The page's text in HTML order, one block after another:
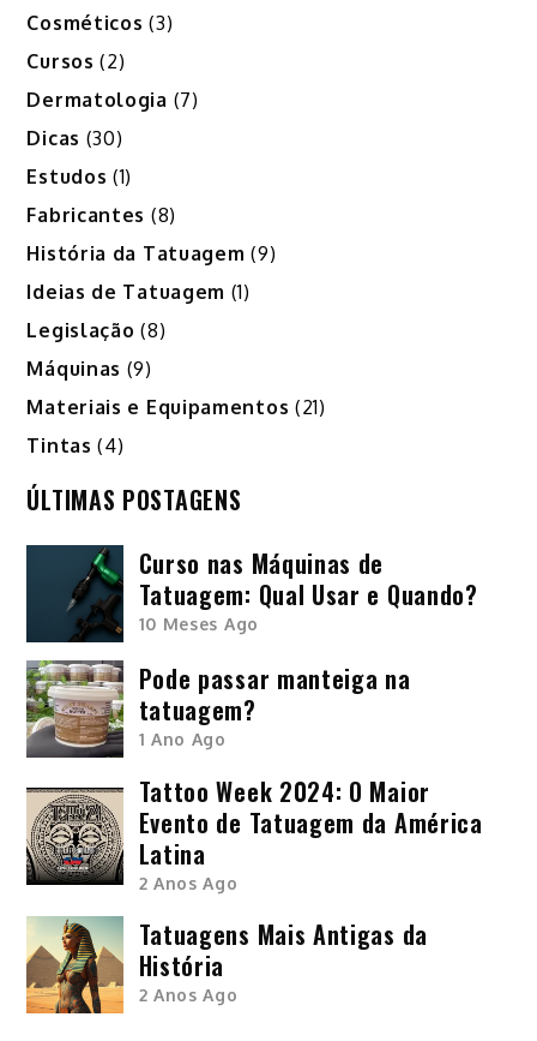
Cosméticos (3)
Cursos (2)
Dermatologia (7)
Dicas (30)
Estudos (1)
Fabricantes (8)
História da Tatuagem (9)
Ideias de Tatuagem (1)
Legislação (8)
Máquinas (9)
Materiais e Equipamentos (21)
Tintas (4)
ÚLTIMAS POSTAGENS
Curso nas Máquinas de
Tatuagem: Qual Usar e Quando?
10 Meses Ago
Pode passar manteiga na
tatuagem?
1 Ano Ago
Tattoo Week 2024: O Maior
Evento de Tatuagem da América
Latina
2 Anos Ago
Tatuagens Mais Antigas da
História
2 Anos Ago